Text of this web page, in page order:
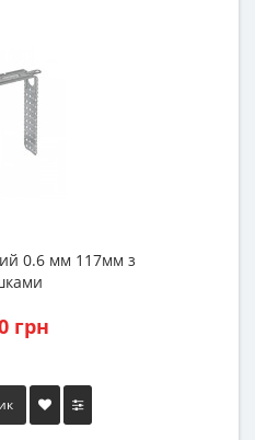
0.6 мм 117мм з
грн